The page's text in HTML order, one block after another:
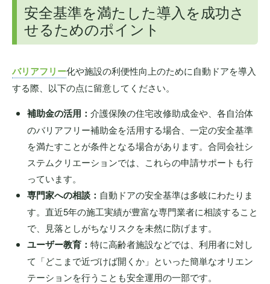
安全基準を満たした導入を成功さ
せるためのポイント
バリアフリー化や施設の利便性向上のために自動ドアを導入
する際、以下の点に留意してください。
補助金の活用： 介護保険の住宅改修助成金や、各自治体
のバリアフリー補助金を活用する場合、一定の安全基準
を満たすことが条件となる場合があります。合同会社シ
ステムクリエーションでは、これらの申請サポートも行
っています。
専門家への相談： 自動ドアの安全基準は多岐にわたりま
す。直近5年の施工実績が豊富な専門業者に相談すること
で、見落としがちなリスクを未然に防げます。
ユーザー教育： 特に高齢者施設などでは、利用者に対し
て「どこまで近づけば開くか」といった簡単なオリエン
テーションを行うことも安全運用の一部です。